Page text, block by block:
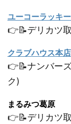
ユーコーラッキ
👉📝デリカツ
クラブハウス本店
👉📝ナンバー
ク)
まるみつ葛原
👉📝デリカツ